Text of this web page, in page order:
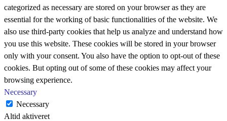
categorized as necessary are stored on your browser as they are
essential for the working of basic functionalities of the website. We
also use third-party cookies that help us analyze and understand how
you use this website. These cookies will be stored in your browser
only with your consent. You also have the option to opt-out of these
cookies. But opting out of some of these cookies may affect your
browsing experience.
Necessary
Necessary
Altid aktiveret